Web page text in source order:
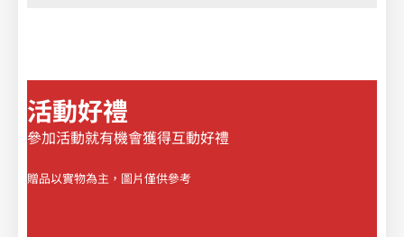
活動好禮
參加活動就有機會獲得互動好禮
贈品以實物為主，圖片僅供參考